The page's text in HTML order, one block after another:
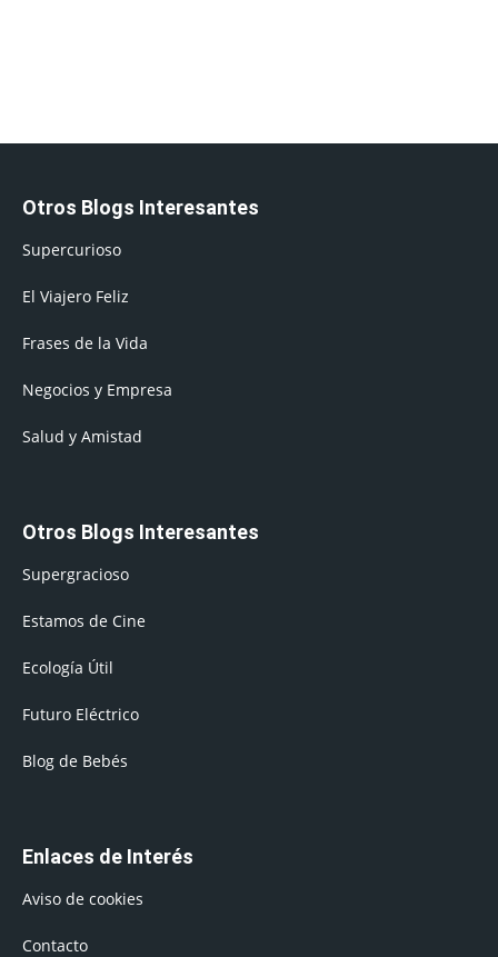
Otros Blogs Interesantes
Supercurioso
El Viajero Feliz
Frases de la Vida
Negocios y Empresa
Salud y Amistad
Otros Blogs Interesantes
Supergracioso
Estamos de Cine
Ecología Útil
Futuro Eléctrico
Blog de Bebés
Enlaces de Interés
Aviso de cookies
Contacto